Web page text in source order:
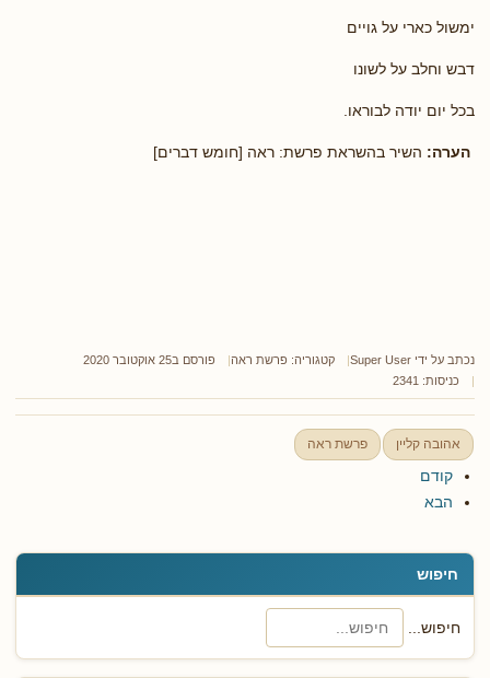
חיפוש
חיפוש...
ימשול כארי על גויים
דבש וחלב על לשונו
בכל יום יודה לבוראו.
הערה: השיר בהשראת פרשת: ראה [חומש דברים]
נכתב על ידי Super User קטגוריה: פרשת ראה
פורסם ב25 אוקטובר 2020
כניסות: 2341
אהובה קליין פרשת ראה
קודם
הבא